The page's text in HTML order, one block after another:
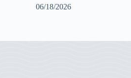
06/18/2026